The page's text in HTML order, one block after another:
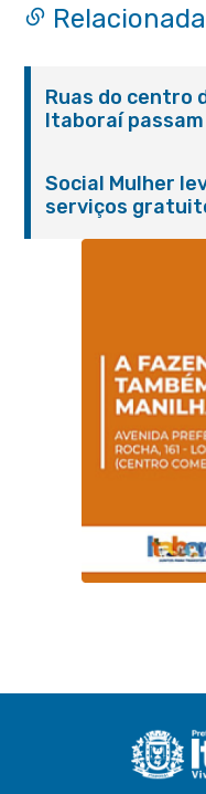
Ruas do centro
Itaboraí passam
Social Mulher
serviços